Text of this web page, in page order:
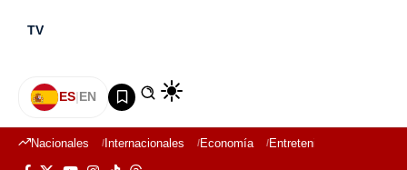
TV
ES|EN
Nacionales Internacionales Economía Entretenimiento